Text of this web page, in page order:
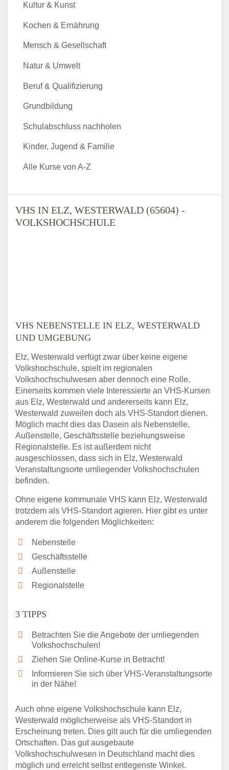
VHS IN ELZ, WESTERWALD (65604) -
VOLKSHOCHSCHULE
VHS NEBENSTELLE IN ELZ, WESTERWALD
UND UMGEBUNG
Elz, Westerwald verfügt zwar über keine eigene
Volkshochschule, spielt im regionalen
Volkshochschulwesen aber dennoch eine Rolle.
Einerseits kommen viele Interessierte an VHS-Kursen
aus Elz, Westerwald und andererseits kann Elz,
Westerwald zuweilen doch als VHS-Standort dienen.
Möglich macht dies das Dasein als Nebenstelle,
Außenstelle, Geschäftsstelle beziehungsweise
Regionalstelle. Es ist außerdem nicht
ausgeschlossen, dass sich in Elz, Westerwald
Veranstaltungsorte umliegender Volkshochschulen
befinden.
Ohne eigene kommunale VHS kann Elz, Westerwald
trotzdem als VHS-Standort agieren. Hier gibt es unter
anderem die folgenden Möglichkeiten:
Nebenstelle
Geschäftsstelle
Außenstelle
Regionalstelle
3 TIPPS
Betrachten Sie die Angebote der umliegenden
Volkshochschulen!
Ziehen Sie Online-Kurse in Betracht!
Informieren Sie sich über VHS-Veranstaltungsorte
in der Nähe!
Auch ohne eigene Volkshochschule kann Elz,
Westerwald möglicherweise als VHS-Standort in
Erscheinung treten. Dies gilt auch für die umliegenden
Ortschaften. Das gut ausgebaute
Volkshochschulwesen in Deutschland macht dies
möglich und erreicht selbst entlegenste Winkel.
Kultur & Kunst
Kochen & Ernährung
Mensch & Gesellschaft
Natur & Umwelt
Beruf & Qualifizierung
Grundbildung
Schulabschluss nachholen
Kinder, Jugend & Familie
Alle Kurse von A-Z